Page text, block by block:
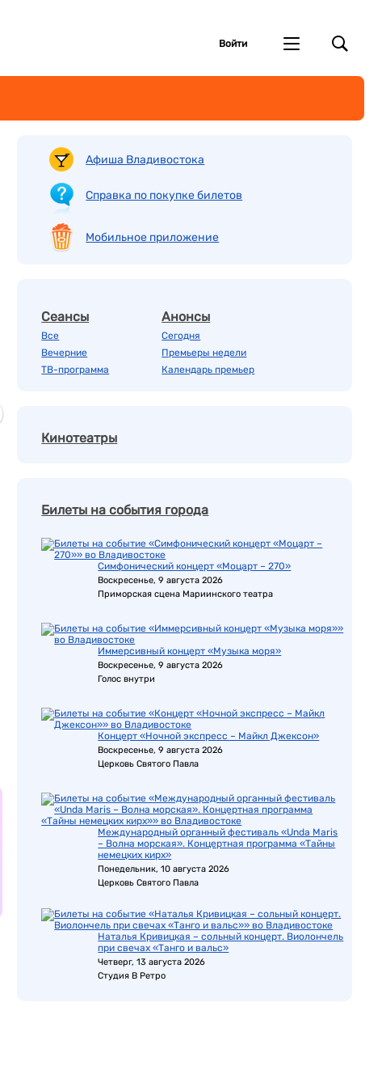
Войти
Афиша Владивостока
Справка по покупке билетов
Мобильное приложение
Сеансы
Все
Вечерние
ТВ-программа
Анонсы
Сегодня
Премьеры недели
Календарь премьер
Кинотеатры
Билеты на события города
Симфонический концерт «Моцарт – 270»
Воскресенье, 9 августа 2026
Приморская сцена Мариинского театра
Иммерсивный концерт «Музыка моря»
Воскресенье, 9 августа 2026
Голос внутри
Концерт «Ночной экспресс – Майкл Джексон»
Воскресенье, 9 августа 2026
Церковь Святого Павла
Международный органный фестиваль «Unda Maris
– Волна морская». Концертная программа «Тайны
немецких кирх»
Понедельник, 10 августа 2026
Церковь Святого Павла
Наталья Кривицкая – сольный концерт. Виолончель
при свечах «Танго и вальс»
Четверг, 13 августа 2026
Студия В Ретро